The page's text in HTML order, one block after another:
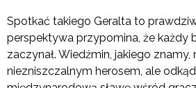
Spotkać takiego Geralta to
perspektywa przypomina, że każdy
zaczynał. Wiedźmin, jakiego
niezniszczalnym herosem, ale